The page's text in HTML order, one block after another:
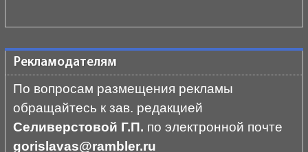
Рекламодателям
По вопросам размещения рекламы
обращайтесь к зав. редакцией
Селиверстовой Г.П. по электронной почте
gorislavas@rambler.ru